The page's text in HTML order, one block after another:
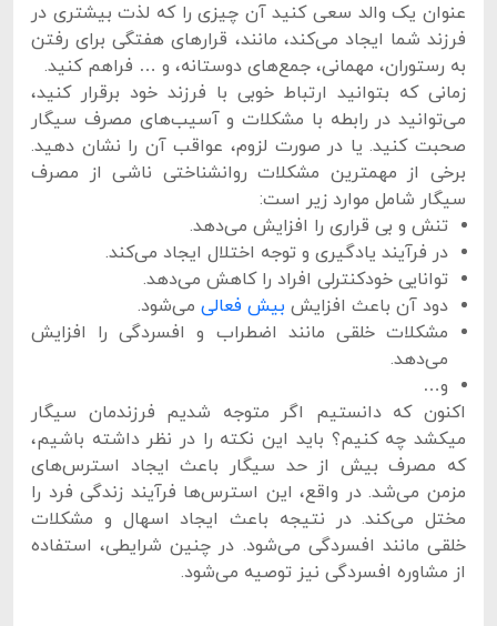
عنوان یک والد سعی کنید آن چیزی را که لذت بیشتری در
فرزند شما ایجاد می‌کند، مانند، قرارهای هفتگی برای رفتن
به رستوران، مهمانی، جمع‌های دوستانه، و … فراهم کنید.
زمانی که بتوانید ارتباط خوبی با فرزند خود برقرار کنید،
می‌توانید در رابطه با مشکلات و آسیب‌های مصرف سیگار
صحبت کنید. یا در صورت لزوم، عواقب آن را نشان دهید.
برخی از مهمترین مشکلات روانشناختی ناشی از مصرف
سیگار شامل موارد زیر است:
تنش و بی قراری را افزایش می‌دهد.
در فرآیند یادگیری و توجه اختلال ایجاد می‌کند.
توانایی خودکنترلی افراد را کاهش می‌دهد.
دود آن باعث افزایش بیش فعالی می‌شود.
مشکلات خلقی مانند اضطراب و افسردگی را افزایش
می‌دهد.
و…
اکنون که دانستیم اگر متوجه شدیم فرزندمان سیگار
میکشد چه کنیم؟ باید این نکته را در نظر داشته باشیم،
که مصرف بیش از حد سیگار باعث ایجاد استرس‌های
مزمن می‌شد. در واقع، این استرس‌ها فرآیند زندگی فرد را
مختل می‌کند. در نتیجه باعث ایجاد اسهال و مشکلات
خلقی مانند افسردگی می‌شود. در چنین شرایطی، استفاده
از مشاوره افسردگی نیز توصیه می‌شود.